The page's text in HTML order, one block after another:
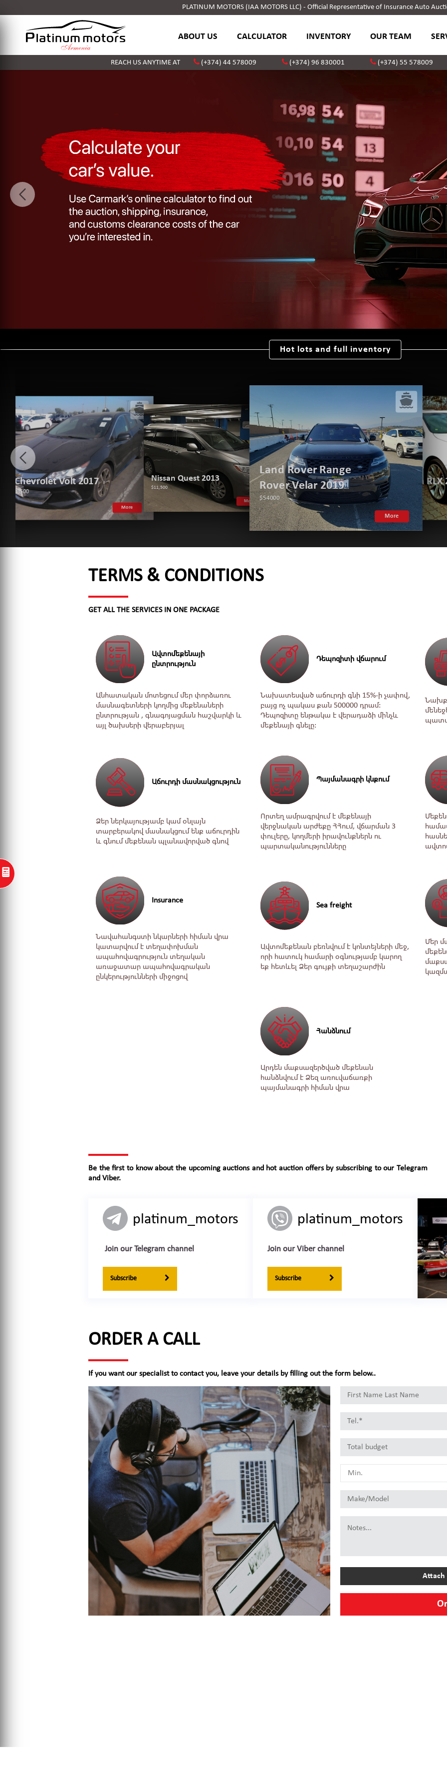
PLATINUM MOTORS (IAA MOTORS LLC) - Official Representative of Insurance Auto
ABOUT US CALCULATOR INVENTORY OUR TEAM
REACH US ANYTIME AT (+374) 44 578009 (+374) 96 830001 (+374) 55 578009
Hot lots and full inventory
Volt 2017
More
Nissan Quest 2013
$11,500
Land Rover Range
Rover Velar 2019
$54000
Acura RLX 2014
$23500
TERMS & CONDITIONS
GET ALL THE SERVICES IN ONE PACKAGE
Ավտոﬔքենայի
ընտրություն
Անհատական մոտեցում ﬔր փորձառու
մասնագետների կողﬕց ﬔքենաների
ընտրության , գնագոյացման հաշվարկի և
այլ ծախսերի վերաբերյալ
Դեպոզիտի վճարում
Նախատեսված աճուրդի գնի 15%-ի չափով,
բայց ոչ պակաս քան 500000 դրամ։
Դեպոզիտը ենթակա է վերադաձի ﬕնչև
ﬔքենայի գնելը։
Աճուրդի մասնակցություն
Ձեր ներկայությամբ կամ օնլայն
տարբերակով մասնակցում ենք աճուրդին
և գնում ﬔքենան պլանավորված գնով
Պայմանագրի կնքում
Որտեղ ամրագրվում է ﬔքենայի
վերջնական արժեքը ՀՀում, վճարման 3
փուլերը, կողﬔրի իրավունքներն ու
պարտականությունները
Insurance
Նավահանգստի նկարների հիման վրա
կատարվում է տեղափոխման
ապահովագրություն տեղական
առաջատար ապահովագրական
ընկերությունների ﬕջոցով
Sea freight
Ավտոﬔքենան բեռնվում է կոնտեյների ﬔջ,
որի հատուկ համարի օգնությամբ կարող
եք հետևել Ձեր գույքի տեղաշարժին
Մեր
Հանձնում
Արդեն մաքսազերծված ﬔքենան
հանձնվում է Ձեզ առուվաճառքի
պայմանագրի հիման վրա
Be the first to know about the upcoming auctions and hot auction offers by subscribing to our Telegram
and Viber.
platinum_motors
Join our Telegram channel
Subscribe
platinum_motors
Join our Viber channel
Subscribe
ORDER A CALL
If you want our specialist to contact you, leave your details by filling out the form below..
Attach